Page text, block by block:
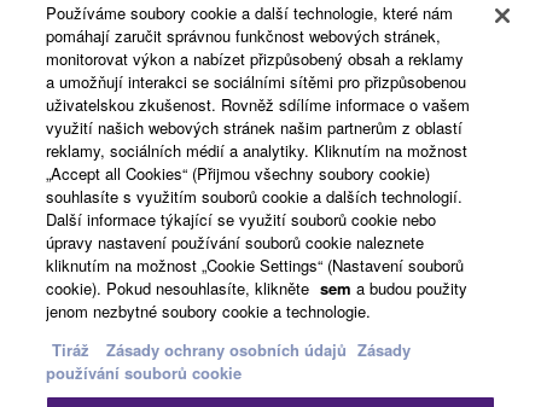
News
About Yamaha
Česká republika a Slovensko - English
Consumer
Používáme soubory cookie a další technologie, které nám
pomáhají zaručit správnou funkčnost webových stránek,
monitorovat výkon a nabízet přizpůsobený obsah a reklamy
a umožňují interakci se sociálními sítěmi pro přizpůsobenou
uživatelskou zkušenost. Rovněž sdílíme informace o vašem
využití našich webových stránek našim partnerům z oblastí
reklamy, sociálních médií a analytiky. Kliknutím na možnost
„Accept all Cookies“ (Přijmou všechny soubory cookie)
souhlasíte s využitím souborů cookie a dalších technologií.
Další informace týkající se využití souborů cookie nebo
úpravy nastavení používání souborů cookie naleznete
kliknutím na možnost „Cookie Settings“ (Nastavení souborů
cookie). Pokud nesouhlasíte, klikněte sem a budou použity
jenom nezbytné soubory cookie a technologie.
Tiráž
Zásady ochrany osobních údajů Zásady
používání souborů cookie